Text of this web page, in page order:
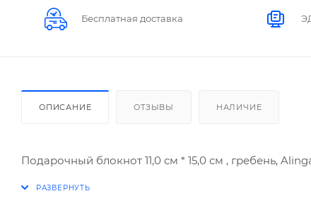
Бесплатная доставка
ОПИСАНИЕ ОТЗЫВЫ НАЛИЧИЕ
Подарочный блокнот 11,0 см * 15,0 см , гребень,